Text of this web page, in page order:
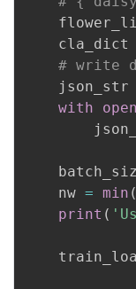
    cla_dict
# write
    json_str
with
open
    nw
= min (
print (